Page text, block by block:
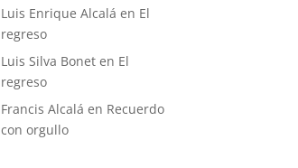
Luis Enrique Alcalá en El
regreso
Luis Silva Bonet en El
regreso
Francis Alcalá en Recuerdo
con orgullo